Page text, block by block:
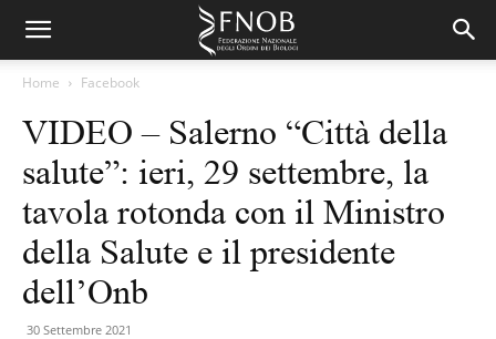
Home Facebook
VIDEO – Salerno “Città della
salute”: ieri, 29 settembre, la
tavola rotonda con il Ministro
della Salute e il presidente
dell’Onb
30 Settembre 2021